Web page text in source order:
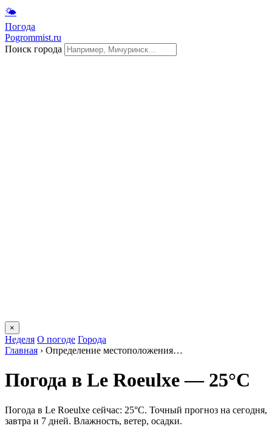
🌤
Погода
Pogrommist.ru
Поиск города
×
Неделя О погоде Города
Главная › Определение местоположения…
Погода в Le Roeulxе — 25°C
Погода в Le Roeulxе сейчас: 25°C. Точный прогноз на сегодня,
завтра и 7 дней. Влажность, ветер, осадки.